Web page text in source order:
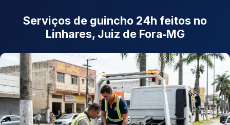
Serviços de guincho 24h feitos no
Linhares, Juiz de Fora‑MG